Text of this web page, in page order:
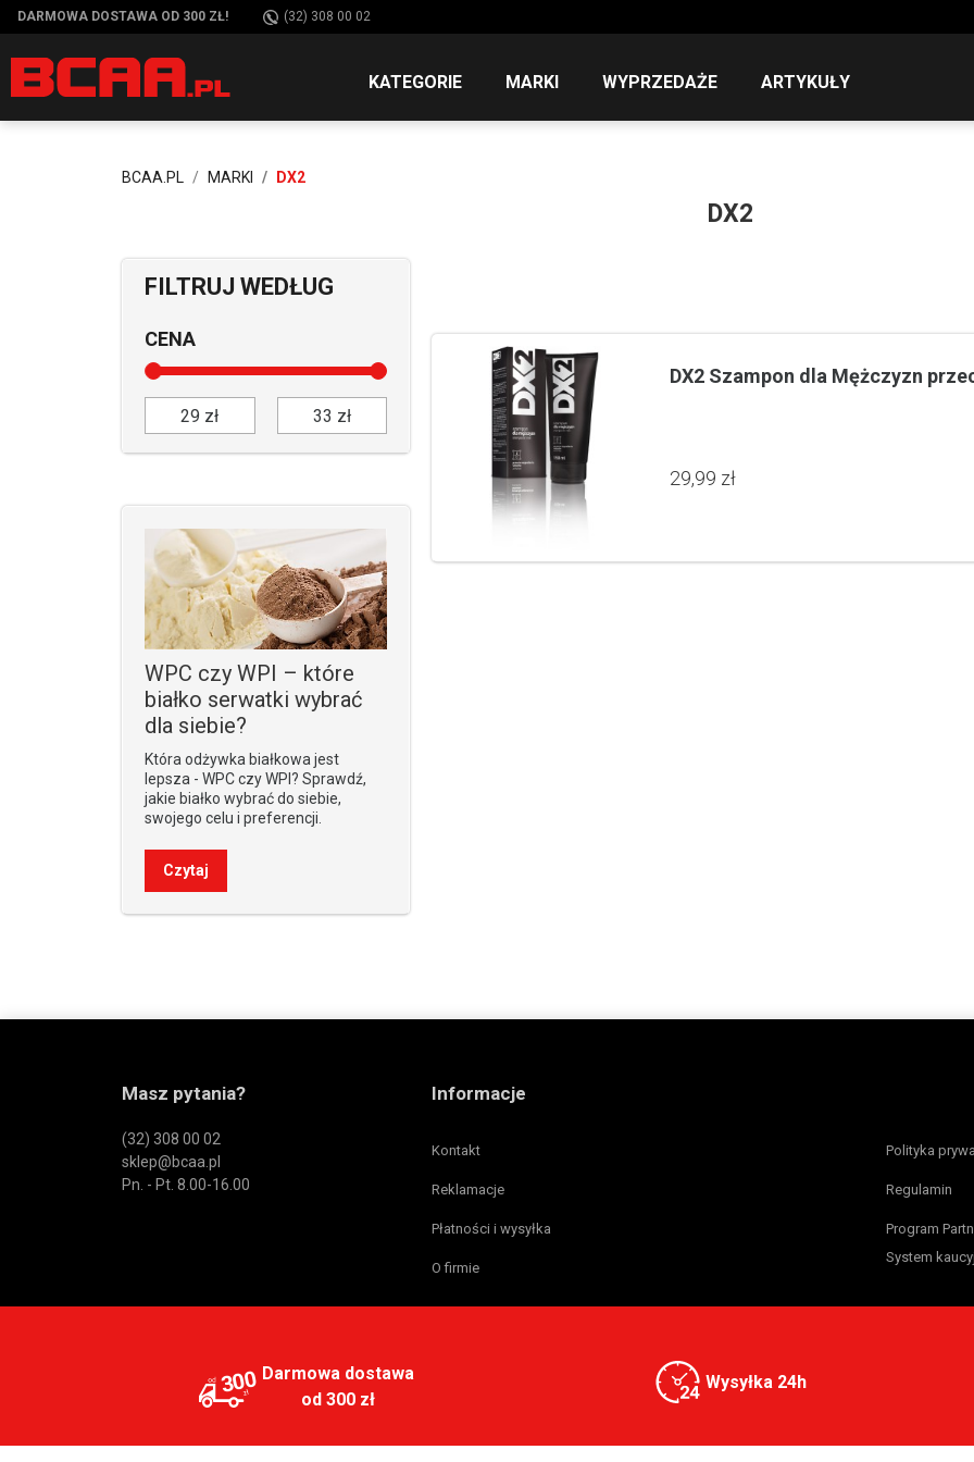
DARMOWA DOSTAWA OD 300 ZŁ! (32) 308 00 02
KATEGORIE MARKI WYPRZEDAŻE ARTYKUŁY
BCAA.PL MARKI DX2
DX2
FILTRUJ WEDŁUG
CENA
WPC czy WPI – które
białko serwatki wybrać
dla siebie?
Która odżywka białkowa jest
lepsza - WPC czy WPI? Sprawdź,
jakie białko wybrać do siebie,
swojego celu i preferencji.
Czytaj
DX2 Szampon dla Mężczyzn
29,99 zł
Masz pytania?
(32) 308 00 02
sklep@bcaa.pl
Pn. - Pt. 8.00-16.00
Informacje
Kontakt Polityka
Reklamacje Regulamin
Płatności i wysyłka Program
O firmie
System
300 Darmowa dostawa
od 300 zł
Wysyłka 24h